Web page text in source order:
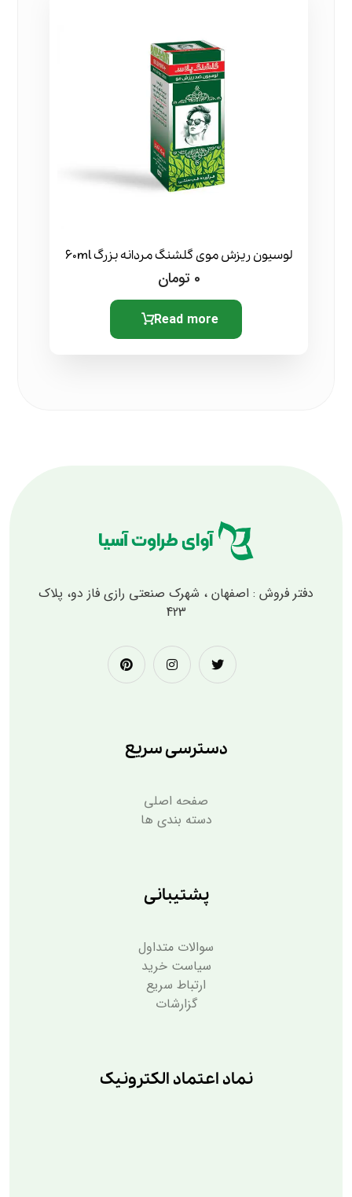
لوسیون ریزش موی گلشنگ مردانه بزرگ 60ml
0 تومان
Read more
دفتر فروش : اصفهان ، شهرک صنعتی رازی فاز دو، پلاک
423
دسترسی سریع
صفحه اصلی
دسته بندی ها
پشتیبانی
سوالات متداول
سیاست خرید
ارتباط سریع
گزارشات
نماد اعتماد الکترونیک